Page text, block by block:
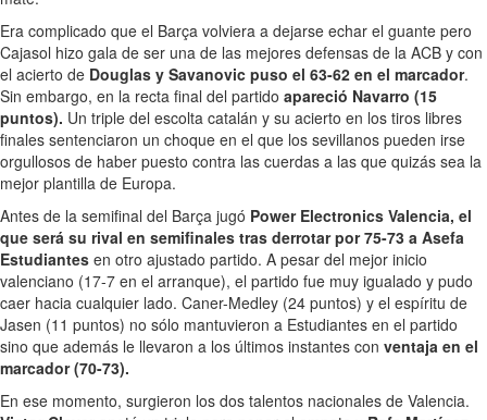
Era complicado que el Barça volviera a dejarse echar el guante pero
Cajasol hizo gala de ser una de las mejores defensas de la ACB y con
el acierto de Douglas y Savanovic puso el 63-62 en el marcador.
Sin embargo, en la recta final del partido apareció Navarro (15
puntos). Un triple del escolta catalán y su acierto en los tiros libres
finales sentenciaron un choque en el que los sevillanos pueden irse
orgullosos de haber puesto contra las cuerdas a las que quizás sea la
mejor plantilla de Europa.
Antes de la semifinal del Barça jugó Power Electronics Valencia, el
que será su rival en semifinales tras derrotar por 75-73 a Asefa
Estudiantes en otro ajustado partido. A pesar del mejor inicio
valenciano (17-7 en el arranque), el partido fue muy igualado y pudo
caer hacia cualquier lado. Caner-Medley (24 puntos) y el espíritu de
Jasen (11 puntos) no sólo mantuvieron a Estudiantes en el partido
sino que además le llevaron a los últimos instantes con ventaja en el
marcador (70-73).
En ese momento, surgieron los dos talentos nacionales de Valencia.